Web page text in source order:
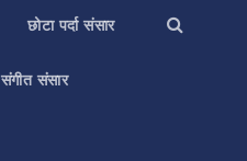
छोटा पर्दा संसार
संगीत संसार